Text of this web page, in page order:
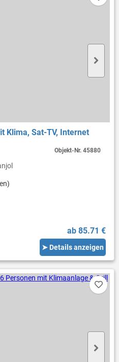
Klima, Sat-TV, Internet
ab 85.71 €
➤ Details anzeigen
Objekt-Nr.45880